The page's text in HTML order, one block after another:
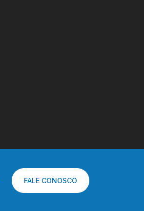
FALE CONOSCO